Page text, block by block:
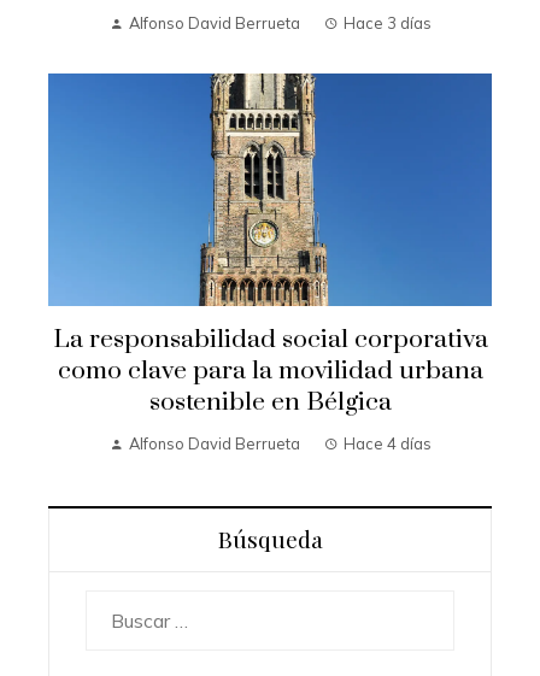
Alfonso David Berrueta Hace 3 días
La responsabilidad social corporativa
como clave para la movilidad urbana
sostenible en Bélgica
Alfonso David Berrueta Hace 4 días
Búsqueda